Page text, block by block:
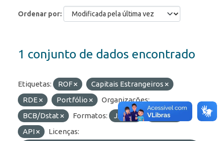
Ordenar por
1 conjunto de dados encontrado
Etiquetas: ROF
Capitais Estrangeiros
RDE
Portfólio
Organizações:
BCB/Dstat
Formatos: JSON
OData
API
Licenças: